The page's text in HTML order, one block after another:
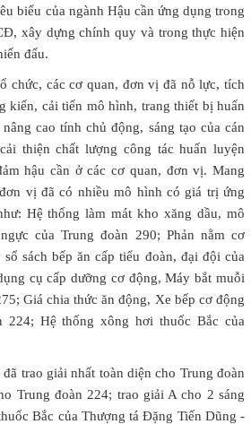
biểu của ngành Hậu cần ứng dụng trong
xây dựng chính quy và trong thực hiện
đấu.
chức, các cơ quan, đơn vị đã nỗ lực, tích
kiến, cải tiến mô hình, trang thiết bị huấn
cao tính chủ động, sáng tạo của cán
thiện chất lượng công tác huấn luyện
hậu cần ở các cơ quan, đơn vị. Mang
vị đã có nhiều mô hình có giá trị ứng
Hệ thống làm mát kho xăng dầu, mô
của Trung đoàn 290; Phản nằm cơ
sách bếp ăn cấp tiểu đoàn, đại đội của
cụ cấp dưỡng cơ động, Máy bắt muỗi
Giá chia thức ăn động, Xe bếp cơ động
224; Hệ thống xông hơi thuốc Bắc của
trao giải nhất toàn diện cho Trung đoàn
Trung đoàn 224; trao giải A cho 2 sáng
Bắc của Thượng tá Đặng Tiến Dũng -